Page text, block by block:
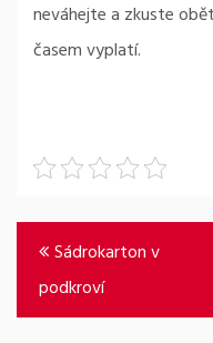
neváhejte a zkuste
časem vyplatí.
Navigace
pro
příspěvek
Sádrokarton v
podkroví